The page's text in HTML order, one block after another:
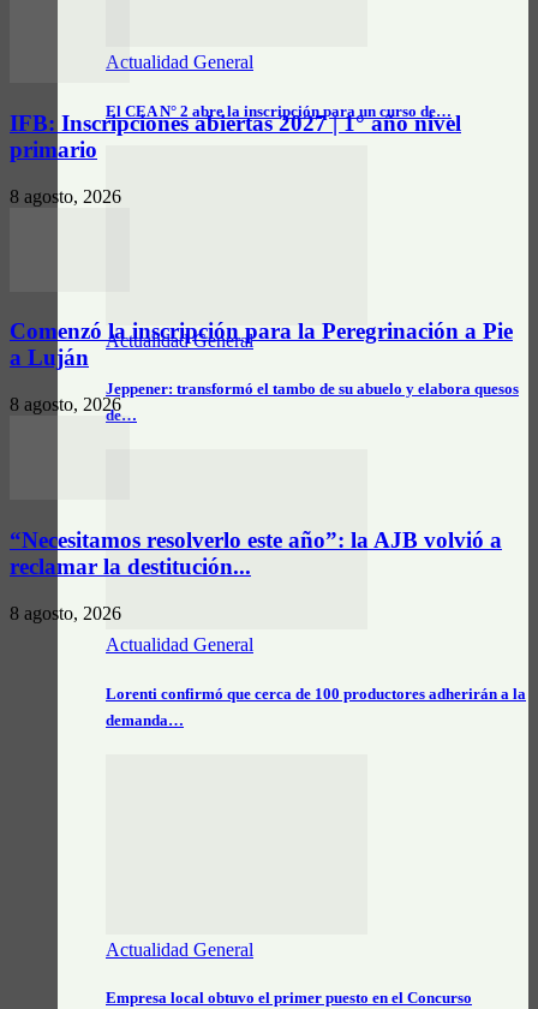
Actualidad General
El CEA N° 2 abre la inscripción para un curso de…
Actualidad General
Jeppener: transformó el tambo de su abuelo y elabora quesos
de…
Actualidad General
Lorenti confirmó que cerca de 100 productores adherirán a la
demanda…
Actualidad General
Empresa local obtuvo el primer puesto en el Concurso
IFB: Inscripciones abiertas 2027 | 1° año nivel
primario
8 agosto, 2026
Comenzó la inscripción para la Peregrinación a Pie
a Luján
8 agosto, 2026
“Necesitamos resolverlo este año”: la AJB volvió a
reclamar la destitución...
8 agosto, 2026